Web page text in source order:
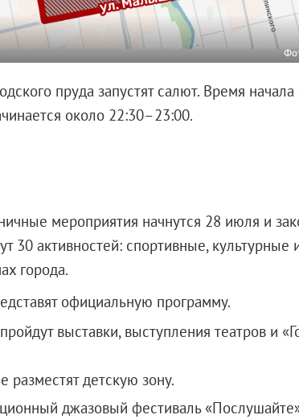
пруда запустят салют. Время
около 22:30–23:00.
мероприятия начнутся 28 июля и
30 активностей: спортивные, культурные
города.
официальную программу.
выставки, выступления театров и
разместят детскую зону.
джазовый фестиваль